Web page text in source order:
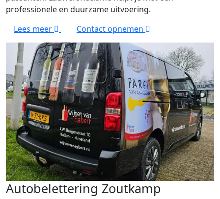
professionele en duurzame uitvoering.
Lees meer
Contact opnemen
Autobelettering Zoutkamp